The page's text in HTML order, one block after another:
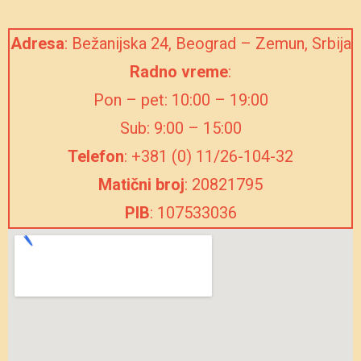
Adresa: Bežanijska 24, Beograd – Zemun, Srbija
Radno vreme:
Pon – pet: 10:00 – 19:00
Sub: 9:00 – 15:00
Telefon: +381 (0) 11/26-104-32
Matični broj: 20821795
PIB: 107533036